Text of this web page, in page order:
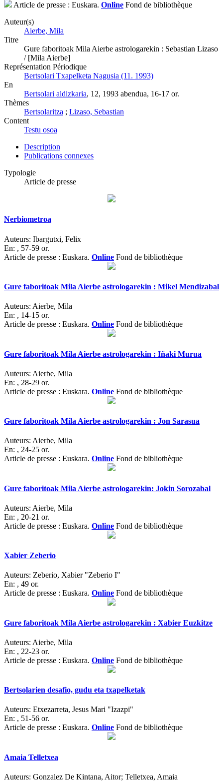
Article de presse : Euskara. Online Fond de bibliothèque
Auteur(s)
Aierbe, Mila
Titre
Gure faboritoak Mila Aierbe astrologarekin : Sebastian Lizaso
/ [Mila Aierbe]
Représentation Périodique
Bertsolari Txapelketa Nagusia (11. 1993)
En
Bertsolari aldizkaria, 12, 1993 abendua, 16-17 or.
Thèmes
Bertsolaritza ; Lizaso, Sebastian
Content
Testu osoa
Description
Publications connexes
Typologie
Article de presse
Nerbiometroa
Auteurs: Ibargutxi, Felix
En: , 57-59 or.
Article de presse : Euskara. Online Fond de bibliothèque
Gure faboritoak Mila Aierbe astrologarekin : Mikel Mendizabal
Auteurs: Aierbe, Mila
En: , 14-15 or.
Article de presse : Euskara. Online Fond de bibliothèque
Gure faboritoak Mila Aierbe astrologarekin : Iñaki Murua
Auteurs: Aierbe, Mila
En: , 28-29 or.
Article de presse : Euskara. Online Fond de bibliothèque
Gure faboritoak Mila Aierbe astrologarekin : Jon Sarasua
Auteurs: Aierbe, Mila
En: , 24-25 or.
Article de presse : Euskara. Online Fond de bibliothèque
Gure faboritoak Mila Aierbe astrologarekin: Jokin Sorozabal
Auteurs: Aierbe, Mila
En: , 20-21 or.
Article de presse : Euskara. Online Fond de bibliothèque
Xabier Zeberio
Auteurs: Zeberio, Xabier "Zeberio I"
En: , 49 or.
Article de presse : Euskara. Online Fond de bibliothèque
Gure faboritoak Mila Aierbe astrologarekin : Xabier Euzkitze
Auteurs: Aierbe, Mila
En: , 22-23 or.
Article de presse : Euskara. Online Fond de bibliothèque
Bertsolarien desafio, gudu eta txapelketak
Auteurs: Etxezarreta, Jesus Mari "Izazpi"
En: , 51-56 or.
Article de presse : Euskara. Online Fond de bibliothèque
Amaia Telletxea
Auteurs: Gonzalez De Kintana, Aitor; Telletxea, Amaia